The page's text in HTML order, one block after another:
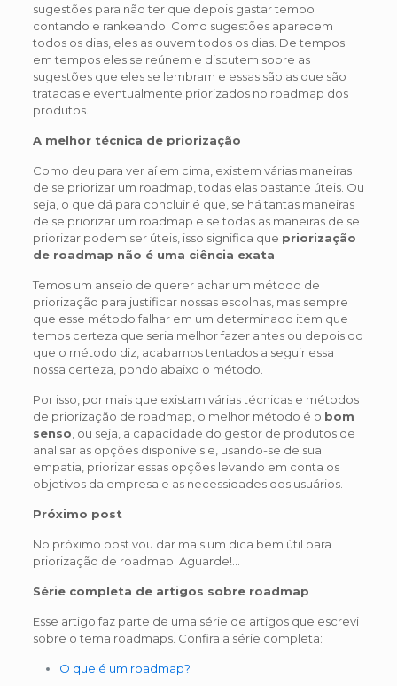
sugestões para não ter que depois gastar tempo
contando e rankeando. Como sugestões aparecem
todos os dias, eles as ouvem todos os dias. De tempos
em tempos eles se reúnem e discutem sobre as
sugestões que eles se lembram e essas são as que são
tratadas e eventualmente priorizados no roadmap dos
produtos.
A melhor técnica de priorização
Como deu para ver aí em cima, existem várias maneiras
de se priorizar um roadmap, todas elas bastante úteis. Ou
seja, o que dá para concluir é que, se há tantas maneiras
de se priorizar um roadmap e se todas as maneiras de se
priorizar podem ser úteis, isso significa que priorização
de roadmap não é uma ciência exata
Temos um anseio de querer achar um método de
priorização para justificar nossas escolhas, mas sempre
que esse método falhar em um determinado item que
temos certeza que seria melhor fazer antes ou depois do
que o método diz, acabamos tentados a seguir essa
nossa certeza, pondo abaixo o método.
Por isso, por mais que existam várias técnicas e métodos
de priorização de roadmap, o melhor método é o bom
senso , ou seja, a capacidade do gestor de produtos de
analisar as opções disponíveis e, usando-se de sua
empatia, priorizar essas opções levando em conta os
objetivos da empresa e as necessidades dos usuários.
Próximo post
No próximo post vou dar mais um dica bem útil para
priorização de roadmap. Aguarde!…
Série completa de artigos sobre roadmap
Esse artigo faz parte de uma série de artigos que escrevi
sobre o tema roadmaps. Confira a série completa:
O que é um roadmap?